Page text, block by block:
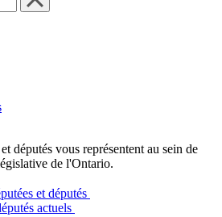
députés vous représentent au sein de
de l'Ontario.
et députés
actuels